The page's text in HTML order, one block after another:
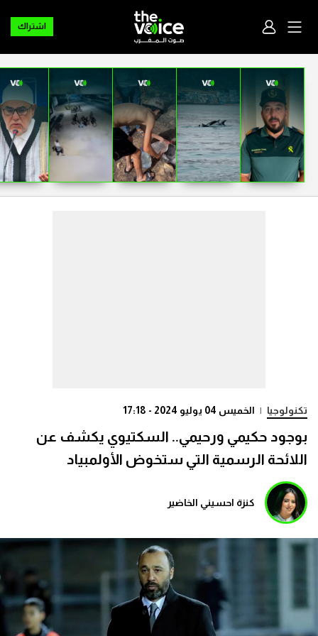
اشتراك
تكنولوجيا | الخميس 04 يوليو 2024 - 17:18
بوجود حكيمي ورحيمي.. السكتيوي يكشف عن
اللائحة الرسمية التي ستخوض الأولمبياد
كنزة احسيني الخاضير